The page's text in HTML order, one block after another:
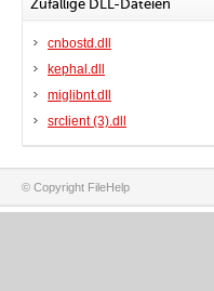
Zufällige DLL-Dateien
cnbostd.dll
kephal.dll
miglibnt.dll
srclient (3).dll
© Copyright FileHelp